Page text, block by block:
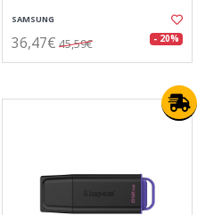
SAMSUNG
36,47€ 45,59€ - 20%